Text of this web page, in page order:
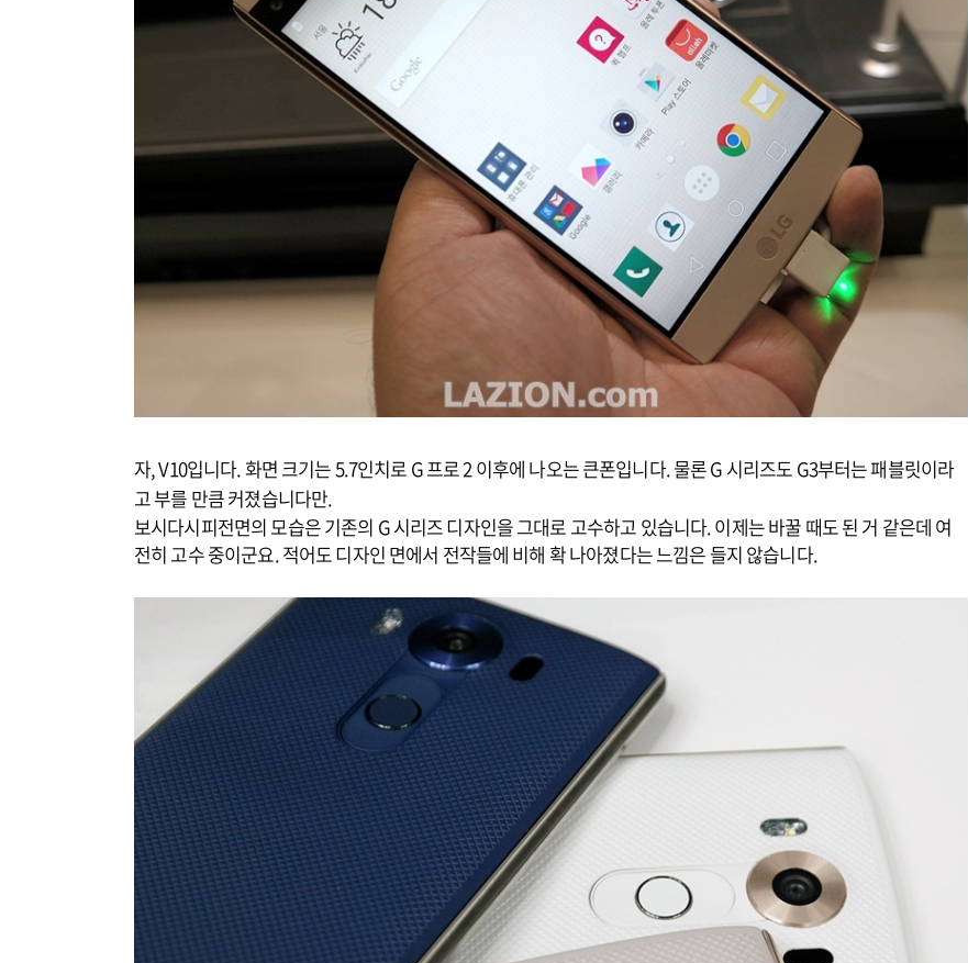
자, V10입니다. 화면 크기는 5.7인치로 G 프로 2 이후에 나오는 큰폰입니다. 물론 G 시리즈도 G3부터는 패블릿이라
고 부를 만큼 커졌습니다만.
보시다시피전면의 모습은 기존의 G 시리즈 디자인을 그대로 고수하고 있습니다. 이제는 바꿀 때도 된 거 같은데 여
전히 고수 중이군요. 적어도 디자인 면에서 전작들에 비해 확 나아졌다는 느낌은 들지 않습니다.